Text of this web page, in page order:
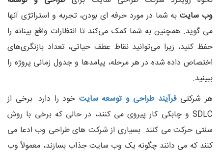
وب سایتبه شما در مورد حرفه ای بودن، تجربه و استراتژی آنها
می گوید. همچنین به شما کمک می‌کند تا انتظارات واقع ‌بینانه را
حفظ کنید، زیرا می‌توانید نقاط عطف حیاتی، تعداد بازنگری‌های
اختصاص داده شده در هر مرحله، پیامدها و جدول زمانی پروژه را
ببینید.
هر شرکتیفرآیند طراحی و توسعه سایت خود را دارد. برخی از
SDLC و چابکی کار پیروی می کنند، در حالی که برخی با روش
سنتی حرکت می کنند. بسیاری از شرکت های طراحی وب ادعا می
کنند که می دانند چگونه یک وب سایت جذاب بسازند، معمولاً وب